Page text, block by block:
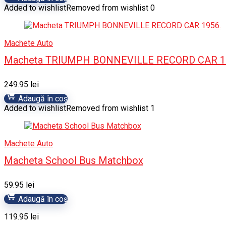
Added to wishlistRemoved from wishlist 0
Machete Auto
Macheta TRIUMPH BONNEVILLE RECORD CAR
249.95 lei
Adaugă în coș
Added to wishlistRemoved from wishlist 1
Machete Auto
Macheta School Bus Matchbox
59.95 lei
Adaugă în coș
119.95 lei